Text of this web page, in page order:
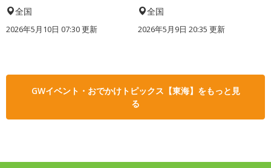
全国
2026年5月10日 07:30 更新
全国
2026年5月9日 20:35 更新
GWイベント・おでかけトピックス【東海】をもっと見
る